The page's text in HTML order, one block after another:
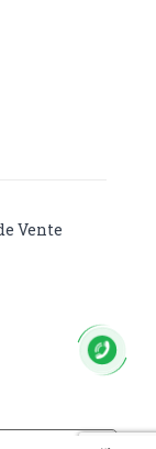
Vente